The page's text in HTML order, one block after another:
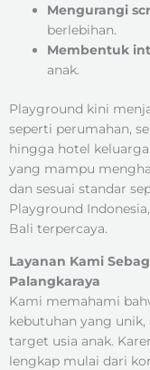
Mengurangi
berlebihan.
Membentuk
anak.
Playground kini
seperti perumahan,
hingga hotel
yang mampu
dan sesuai standar
Playground
Bali terpercaya.
Layanan Kami
Palangkaraya
Kami memahami
kebutuhan yang unik,
target usia anak.
lengkap mulai dari